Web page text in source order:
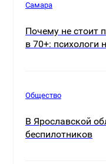
Самара
Почему не стоит
в 70+: психологи
Общество
В Ярославской
беспилотников